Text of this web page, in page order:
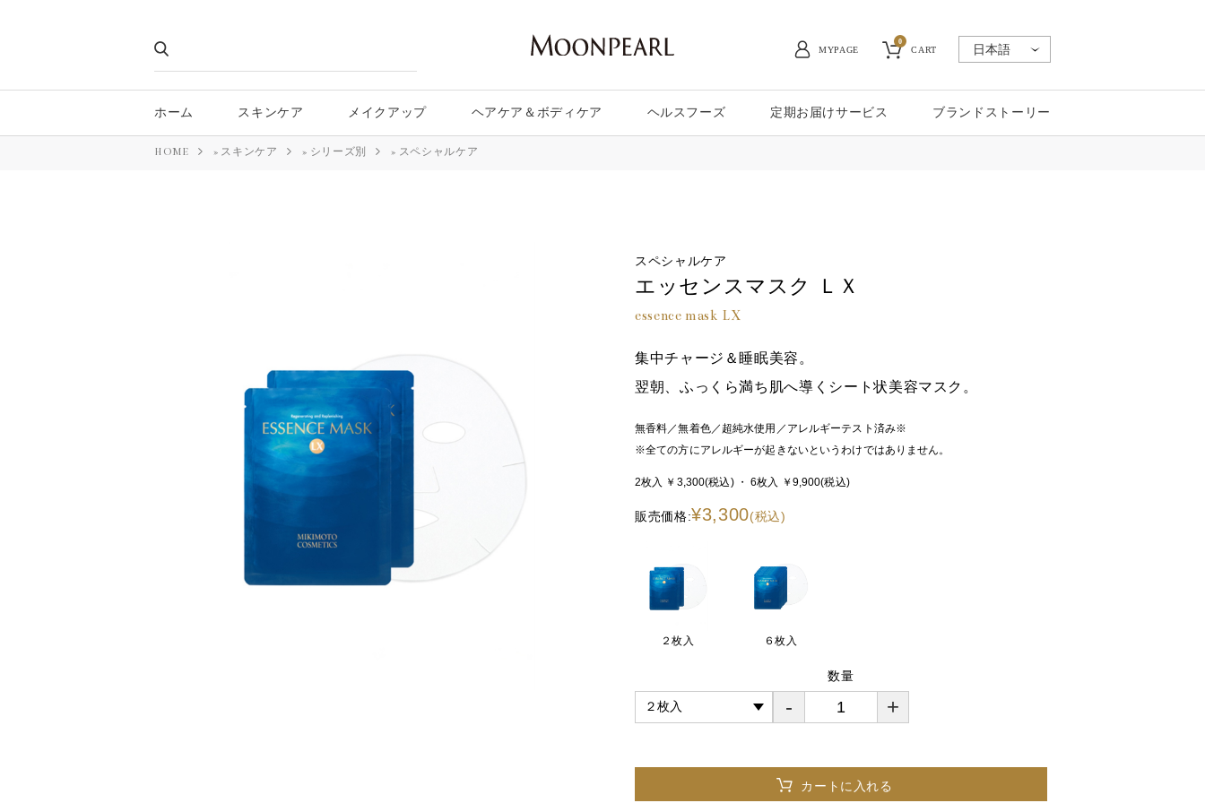
MYPAGE CART
0
ホーム スキンケア メイクアップ ヘアケア＆ボディケア ヘルスフーズ 定期お届けサービス ブランドストーリー
HOME » スキンケア » シリーズ別 » スペシャルケア
スペシャルケア
エッセンスマスク ＬＸ
essence mask LX
集中チャージ＆睡眠美容。
翌朝、ふっくら満ち肌へ導くシート状美容マスク。
無香料／無着色／超純水使用／アレルギーテスト済み※
※全ての方にアレルギーが起きないというわけではありません。
2枚入 ￥3,300(税込) ・ 6枚入 ￥9,900(税込)
販売価格:¥3,300(税込)
２枚入 ６枚入
数量
- +
カートに入れる